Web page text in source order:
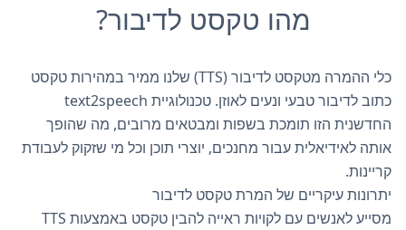
מהו טקסט לדיבור?
כלי ההמרה מטקסט לדיבור (TTS) שלנו ממיר במהירות טקסט
כתוב לדיבור טבעי ונעים לאוזן. טכנולוגיית text2speech
החדשנית הזו תומכת בשפות ומבטאים מרובים, מה שהופך
אותה לאידיאלית עבור מחנכים, יוצרי תוכן וכל מי שזקוק לעבודת
קריינות.
יתרונות עיקריים של המרת טקסט לדיבור
מסייע לאנשים עם לקויות ראייה להבין טקסט באמצעות TTS